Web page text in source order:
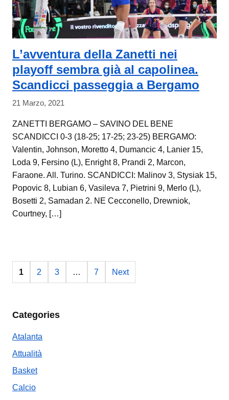
L’avventura della Zanetti nei
playoff sembra già al capolinea.
Scandicci passeggia a Bergamo
21 Marzo, 2021
ZANETTI BERGAMO – SAVINO DEL BENE
SCANDICCI 0-3 (18-25; 17-25; 23-25) BERGAMO:
Valentin, Johnson, Moretto 4, Dumancic 4, Lanier 15,
Loda 9, Fersino (L), Enright 8, Prandi 2, Marcon,
Faraone. All. Turino. SCANDICCI: Malinov 3, Stysiak 15,
Popovic 8, Lubian 6, Vasileva 7, Pietrini 9, Merlo (L),
Bosetti 2, Samadan 2. NE Cecconello, Drewniok,
Courtney, […]
1 2 3 … 7 Next
Categories
Atalanta
Attualità
Basket
Calcio